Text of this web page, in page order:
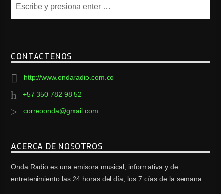
CONTACTENOS
http://www.ondaradio.com.co
+57 350 782 98 52
correoonda@gmail.com
ACERCA DE NOSOTROS
Onda Radio es una emisora musical, informativa y de
entretenimiento las 24 horas del día, los 7 días de la semana.